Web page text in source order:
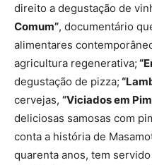
direito a degustação de
Comum”, documentário
alimentares
agricultura regenerativa;
degustação de pizza;
cervejas, “Viciados em
deliciosas samosas com
conta a história de
quarenta anos, tem